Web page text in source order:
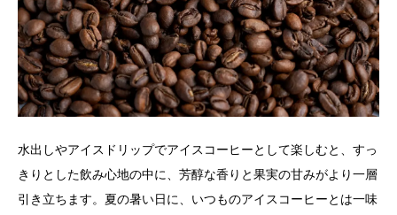
水出しやアイスドリップでアイスコーヒーとして楽しむと、すっ
きりとした飲み心地の中に、芳醇な香りと果実の甘みがより一層
引き立ちます。夏の暑い日に、いつものアイスコーヒーとは一味